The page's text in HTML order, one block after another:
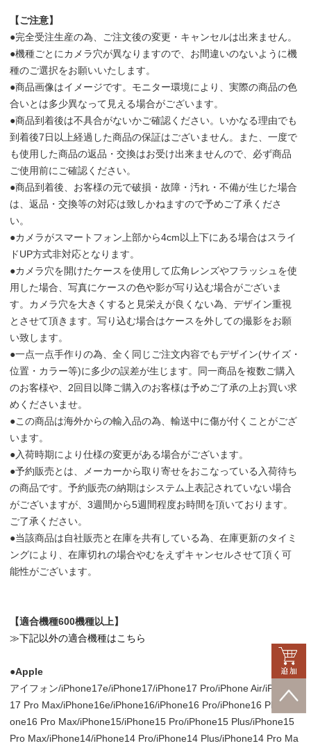
【ご注意】
●完全受注生産の為、ご注文後の変更・キャンセルは出来ません。
●機種ごとにカメラ穴が異なりますので、お間違いのないように機
種のご選択をお願いいたします。
●商品画像はイメージです。モニター環境により、実際の商品の色
合いとは多少異なって見える場合がございます。
●商品到着後は不具合がないかご確認ください。いかなる理由でも
到着後7日以上経過した商品の保証はございません。また、一度で
も使用した商品の返品・交換はお受け出来ませんので、必ず商品
ご使用前にご確認ください。
●商品到着後、お客様の元で破損・故障・汚れ・不備が生じた場合
は、返品・交換等の対応は致しかねますので予めご了承くださ
い。
●カメラがスマートフォン上部から4cm以上下にある場合はスライ
ドUP方式非対応となります。
●カメラ穴を開けたケースを使用して広角レンズやフラッシュを使
用した場合、写真にケースの色や影が写り込む場合がございま
す。カメラ穴を大きくすると見栄えが良くない為、デザイン重視
とさせて頂きます。写り込む場合はケースを外しての撮影をお願
い致します。
●一点一点手作りの為、全く同じご注文内容でもデザイン(サイズ・
位置・カラー等)に多少の誤差が生じます。同一商品を複数ご購入
のお客様や、2回目以降ご購入のお客様は予めご了承の上お買い求
めくださいませ。
●この商品は海外からの輸入品の為、輸送中に傷が付くことがござ
います。
●入荷時期により仕様の変更がある場合がございます。
●予約販売とは、メーカーから取り寄せをおこなっている入荷待ち
の商品です。予約販売の納期はシステム上表記されていない場合
がございますが、3週間から5週間程度お時間を頂いております。
ご了承ください。
●当該商品は自社販売と在庫を共有している為、在庫更新のタイミ
ングにより、在庫切れの場合やむをえずキャンセルさせて頂く可
能性がございます。
【適合機種600機種以上】
≫下記以外の適合機種はこちら
●Apple
アイフォン/iPhone17e/iPhone17/iPhone17 Pro/iPhone Air/iPhone
17 Pro Max/iPhone16e/iPhone16/iPhone16 Pro/iPhone16 Plus/iPh
one16 Pro Max/iPhone15/iPhone15 Pro/iPhone15 Plus/iPhone15
Pro Max/iPhone14/iPhone14 Pro/iPhone14 Plus/iPhone14 Pro Ma